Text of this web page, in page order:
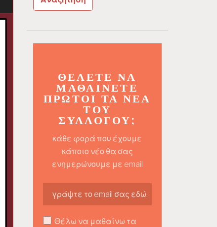
ΘΈΛΕΤΕ ΝΑ
ΜΑΘΑΊΝΕΤΕ
ΠΡΏΤΟΙ ΤΑ ΝΈΑ
ΤΟΥ
ΣΥΛΛΌΓΟΥ;
κάθε φορά που έχουμε
κάποιο νέο θα σας
ενημερώνουμε με email
Θέλω να μαθαίνω τα